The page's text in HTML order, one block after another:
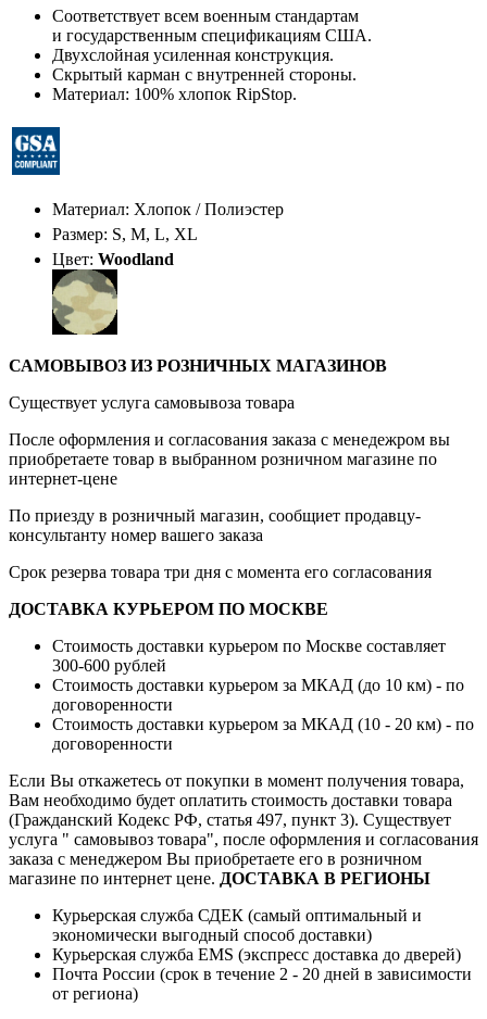
Соответствует всем военным стандартам
и государственным спецификациям США.
Двухслойная усиленная конструкция.
Скрытый карман с внутренней стороны.
Материал: 100% хлопок RipStop.
Материал: Хлопок / Полиэстер
Размер: S, M, L, XL
Цвет: Woodland
САМОВЫВОЗ ИЗ РОЗНИЧНЫХ МАГАЗИНОВ
Существует услуга самовывоза товара
После оформления и согласования заказа с менедежром вы
приобретаете товар в выбранном розничном магазине по
интернет-цене
По приезду в розничный магазин, сообщиет продавцу-
консультанту номер вашего заказа
Срок резерва товара три дня с момента его согласования
ДОСТАВКА КУРЬЕРОМ ПО МОСКВЕ
Стоимость доставки курьером по Москве составляет
300-600 рублей
Стоимость доставки курьером за МКАД (до 10 км) - по
договоренности
Стоимость доставки курьером за МКАД (10 - 20 км) - по
договоренности
Если Вы откажетесь от покупки в момент получения товара,
Вам необходимо будет оплатить стоимость доставки товара
(Гражданский Кодекс РФ, статья 497, пункт 3). Существует
услуга " самовывоз товара", после оформления и согласования
заказа с менеджером Вы приобретаете его в розничном
магазине по интернет цене. ДОСТАВКА В РЕГИОНЫ
Курьерская служба СДЕК (самый оптимальный и
экономически выгодный способ доставки)
Курьерская служба EMS (экспресс доставка до дверей)
Почта России (срок в течение 2 - 20 дней в зависимости
от региона)